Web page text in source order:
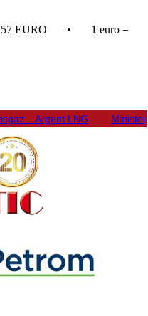
EURO • 1 euro =
– Argent LNG